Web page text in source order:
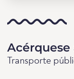
Acérquese
Transporte